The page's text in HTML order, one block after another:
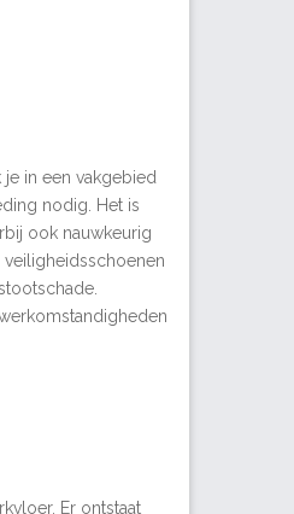
in een vakgebied
nodig. Het is
ook nauwkeurig
Er ontstaat